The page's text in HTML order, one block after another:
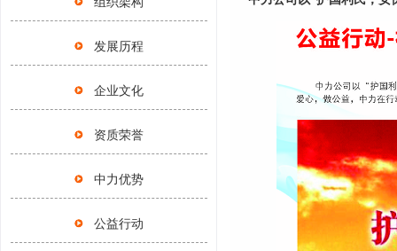
发展历程
企业文化
资质荣誉
中力优势
公益行动